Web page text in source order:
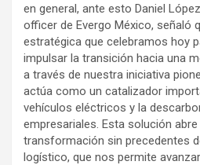
en general, ante esto Daniel
officer de Evergo México, señaló
estratégica que celebramos hoy
impulsar la transición hacia una
a través de nuestra iniciativa
actúa como un catalizador
vehículos eléctricos y la
empresariales. Esta solución
transformación sin precedentes
logístico, que nos permite